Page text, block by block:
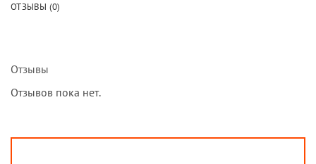
ОТЗЫВЫ (0)
Отзывы
Отзывов пока нет.